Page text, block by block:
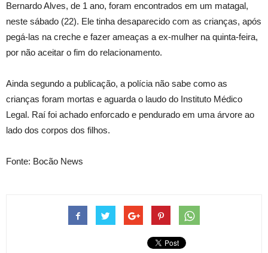
Bernardo Alves, de 1 ano, foram encontrados em um matagal,
neste sábado (22). Ele tinha desaparecido com as crianças, após
pegá-las na creche e fazer ameaças a ex-mulher na quinta-feira,
por não aceitar o fim do relacionamento.
Ainda segundo a publicação, a polícia não sabe como as
crianças foram mortas e aguarda o laudo do Instituto Médico
Legal. Raí foi achado enforcado e pendurado em uma árvore ao
lado dos corpos dos filhos.
Fonte: Bocão News